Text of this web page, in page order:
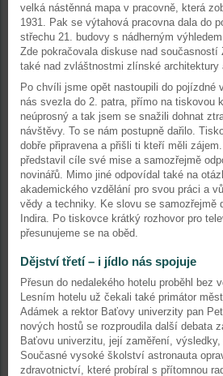
velká nástěnná mapa v pracovně, která
1931. Pak se výtahová pracovna dala do
střechu 21. budovy s nádherným
Zde pokračovala diskuse nad současností
také nad zvláštnostmi zlínské architektury
Po chvíli jsme opět nastoupili do pojízdné
nás svezla do 2. patra, přímo na tiskovou
neúprosný a tak jsem se snažili dohnat
návštěvy. To se nám postupně dařilo.
dobře připravena a přišli ti kteří měli
představil cíle své mise a samozřejmě
novinářů. Mimo jiné odpovídal také na
akademického vzdělání pro svou práci a
vědy a techniky. Ke slovu se samozřejmě
Indira. Po tiskovce krátký rozhovor pro
přesunujeme se na oběd.
Dějství třetí – i jídlo nás spojuje
Přesun do nedalekého hotelu proběhl bez
Lesním hotelu už čekali také primátor
Adámek a rektor Baťovy univerzity pan
nových hostů se rozproudila další debata
Baťovu univerzitu, její zaměření, výsledky,
Současné vysoké školství astronauta
zdravotnictví, které probíral s přítomnou